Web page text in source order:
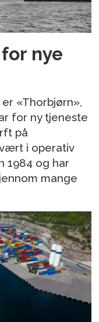
nye
«Thorbjørn»,
for ny tjeneste
på
i operativ
1984 og har
mange